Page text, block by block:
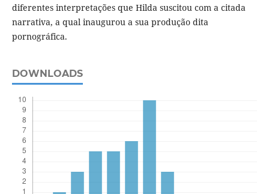
diferentes interpretações que Hilda suscitou com a citada
narrativa, a qual inaugurou a sua produção dita
pornográfica.
DOWNLOADS